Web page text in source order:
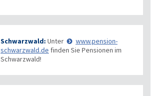
Schwarzwald: Unter
www.pension-
schwarzwald.de finden Sie Pensionen im
Schwarzwald!